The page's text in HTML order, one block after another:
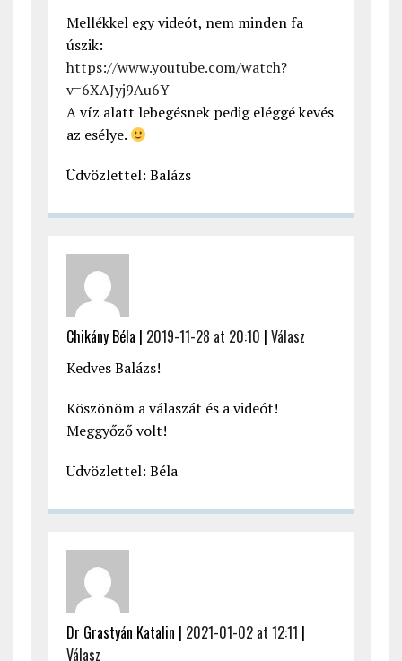
Mellékkel egy videót, nem minden fa
úszik:
https://www.youtube.com/watch?
v=6XAJyj9Au6Y
A víz alatt lebegésnek pedig eléggé kevés
az esélye.
Üdvözlettel: Balázs
Chikány Béla | 2019-11-28 at 20:10 | Válasz
Kedves Balázs!
Köszönöm a válaszát és a videót!
Meggyőző volt!
Üdvözlettel: Béla
Dr Grastyán Katalin | 2021-01-02 at 12:11 |
Válasz